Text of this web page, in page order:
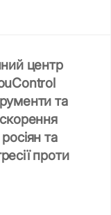
центр
та
та
проти